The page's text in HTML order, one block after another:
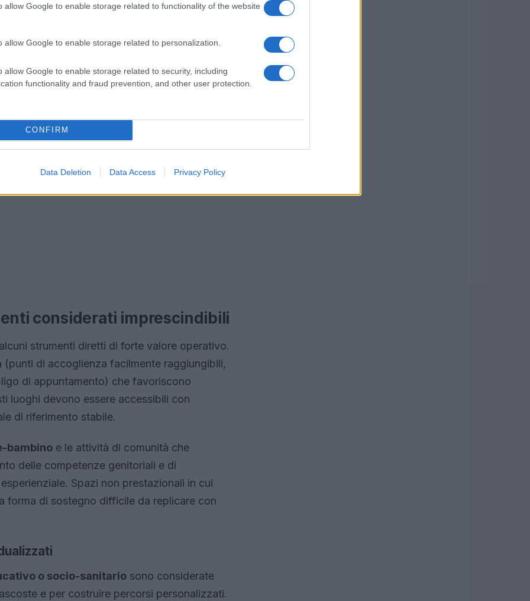
allow Google to enable storage related to functionality of the website
allow Google to enable storage related to personalization.
allow Google to enable storage related to security, including
functionality and fraud prevention, and other user protection.
CONFIRM
Data Deletion Data Access Privacy Policy
sociale (spazi di aggregazione e
un aiuto per orientarsi nella rete dei
di integrazione tra ospedale, servizi
l’accesso alle opportunità disponibili.
considerati imprescindibili
strumenti diretti di forte valore operativo.
(punti di accoglienza facilmente raggiungibili,
di appuntamento) che favoriscono
luoghi devono essere accessibili con
di riferimento stabile.
bambino e le attività di comunità che
delle competenze genitoriali e di
Spazi non prestazionali in cui
forma di sostegno difficile da replicare con
o socio-sanitario sono considerate
e per costruire percorsi personalizzati.